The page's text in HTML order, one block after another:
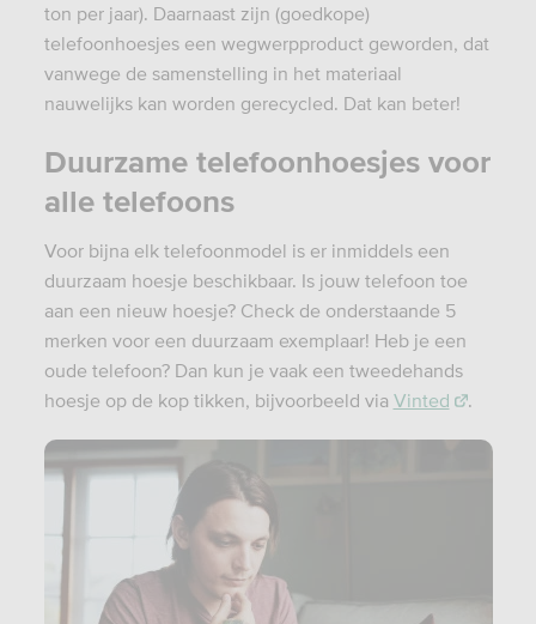
ton per jaar). Daarnaast zijn (goedkope)
telefoonhoesjes een wegwerpproduct geworden, dat
vanwege de samenstelling in het materiaal
nauwelijks kan worden gerecycled. Dat kan beter!
Duurzame telefoonhoesjes voor
alle telefoons
Voor bijna elk telefoonmodel is er inmiddels een
duurzaam hoesje beschikbaar. Is jouw telefoon toe
aan een nieuw hoesje? Check de onderstaande 5
merken voor een duurzaam exemplaar! Heb je een
oude telefoon? Dan kun je vaak een tweedehands
hoesje op de kop tikken, bijvoorbeeld via Vinted .